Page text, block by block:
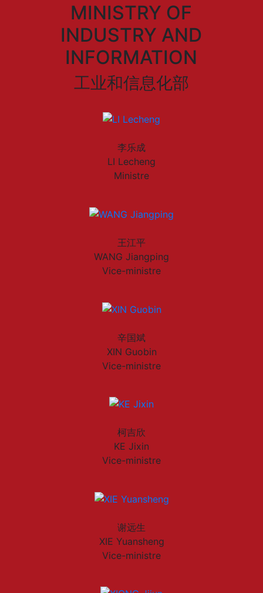
MINISTRY OF
INDUSTRY AND
INFORMATION
工业和信息化部
李乐成
LI Lecheng
Ministre
王江平
WANG Jiangping
Vice-ministre
辛国斌
XIN Guobin
Vice-ministre
柯吉欣
KE Jixin
Vice-ministre
谢远生
XIE Yuansheng
Vice-ministre